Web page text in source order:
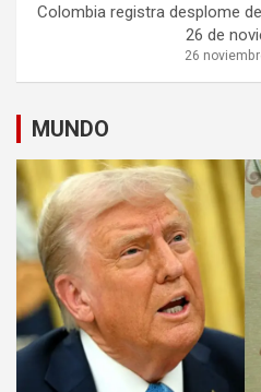
Colombia registra desplome
26 de
26
MUNDO